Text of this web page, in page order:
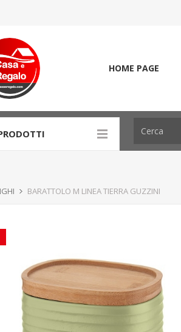
HOME PAGE
BARATTOLO M LINEA TIERRA GUZZINI